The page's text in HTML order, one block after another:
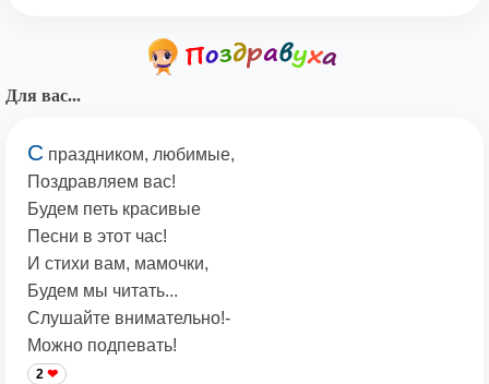
Для вас...
С праздником, любимые,
Поздравляем вас!
Будем петь красивые
Песни в этот час!
И стихи вам, мамочки,
Будем мы читать...
Слушайте внимательно!-
Можно подпевать!
2